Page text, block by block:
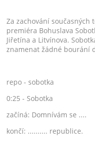
Za zachování
premiéra Bohuslava
Jiřetína a Litvínova.
znamenat žádné bourání
repo - sobotka
0:25 - Sobotka
začíná: Domnívám se ....
končí: .......... republice.